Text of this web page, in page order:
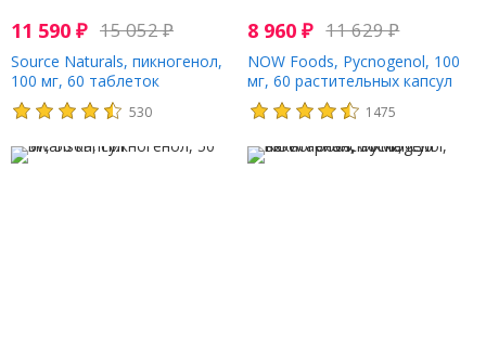
11 590 ₽ 15 052₽
Source Naturals, пикногенол,
100 мг, 60 таблеток
530
8 960₽ 11 629₽
NOW Foods, Pycnogenol, 100
мг, 60 растительных капсул
1475